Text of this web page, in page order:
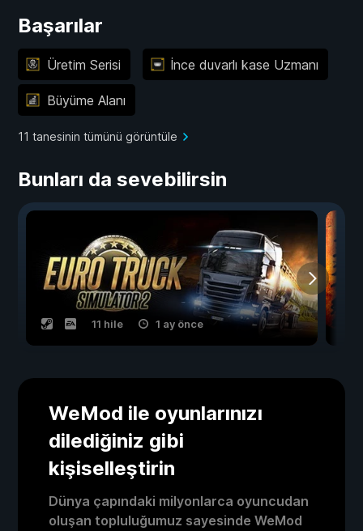
Başarılar
Üretim Serisi İnce duvarlı kase Uzmanı
Büyüme Alanı
11 tanesinin tümünü görüntüle
Bunları da sevebilirsin
11 hile 1 ay önce
WeMod ile oyunlarınızı
dilediğiniz gibi
kişiselleştirin
Dünya çapındaki milyonlarca oyuncudan
oluşan topluluğumuz sayesinde WeMod